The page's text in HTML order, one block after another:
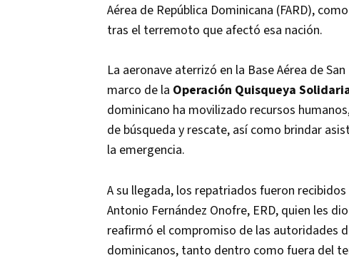
Aérea de República Dominicana (FARD),
tras el terremoto que afectó esa nación.
La aeronave aterrizó en la Base Aérea de
marco de la Operación Quisqueya
dominicano ha movilizado recursos
de búsqueda y rescate, así como brindar
la emergencia.
A su llegada, los repatriados fueron
Antonio Fernández Onofre, ERD, quien les
reafirmó el compromiso de las autoridades
dominicanos, tanto dentro como fuera del